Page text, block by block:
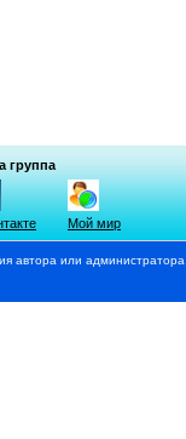
группа
Мой мир
автора или